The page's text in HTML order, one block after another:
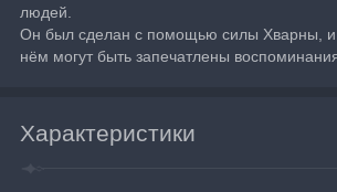
людей.
Он был сделан с помощью силы Хварны, и
нём могут быть запечатлены
Характеристики